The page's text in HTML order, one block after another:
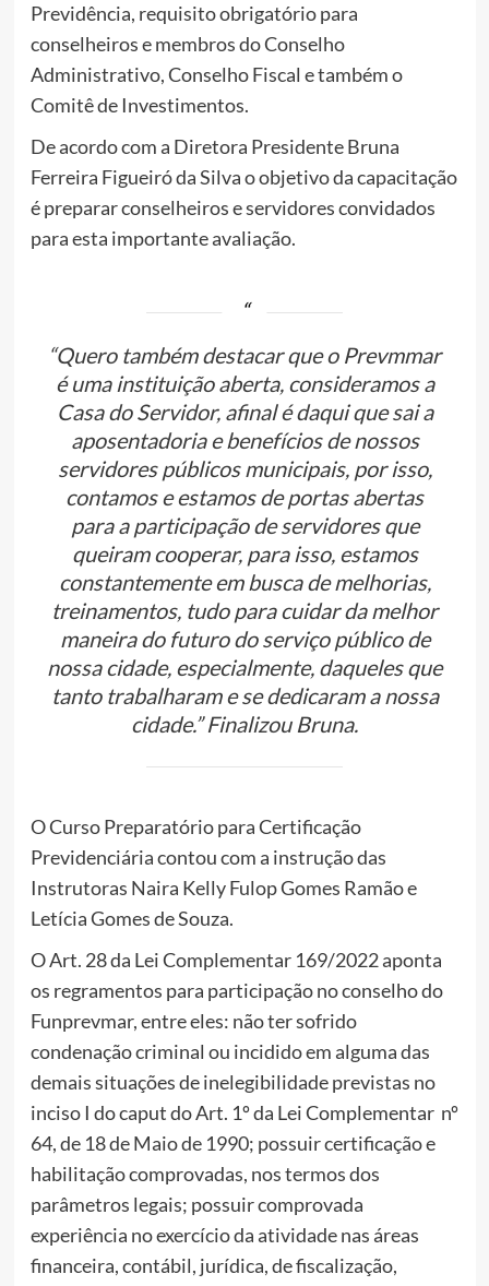
Previdência, requisito obrigatório para
conselheiros e membros do Conselho
Administrativo, Conselho Fiscal e também o
Comitê de Investimentos.
De acordo com a Diretora Presidente Bruna
Ferreira Figueiró da Silva o objetivo da capacitação
é preparar conselheiros e servidores convidados
para esta importante avaliação.
“Quero também destacar que o Prevmmar
é uma instituição aberta, consideramos a
Casa do Servidor, afinal é daqui que sai a
aposentadoria e benefícios de nossos
servidores públicos municipais, por isso,
contamos e estamos de portas abertas
para a participação de servidores que
queiram cooperar, para isso, estamos
constantemente em busca de melhorias,
treinamentos, tudo para cuidar da melhor
maneira do futuro do serviço público de
nossa cidade, especialmente, daqueles que
tanto trabalharam e se dedicaram a nossa
cidade.” Finalizou Bruna.
O Curso Preparatório para Certificação
Previdenciária contou com a instrução das
Instrutoras Naira Kelly Fulop Gomes Ramão e
Letícia Gomes de Souza.
O Art. 28 da Lei Complementar 169/2022 aponta
os regramentos para participação no conselho do
Funprevmar, entre eles: não ter sofrido
condenação criminal ou incidido em alguma das
demais situações de inelegibilidade previstas no
inciso I do caput do Art. 1º da Lei Complementar nº
64, de 18 de Maio de 1990; possuir certificação e
habilitação comprovadas, nos termos dos
parâmetros legais; possuir comprovada
experiência no exercício da atividade nas áreas
financeira, contábil, jurídica, de fiscalização,